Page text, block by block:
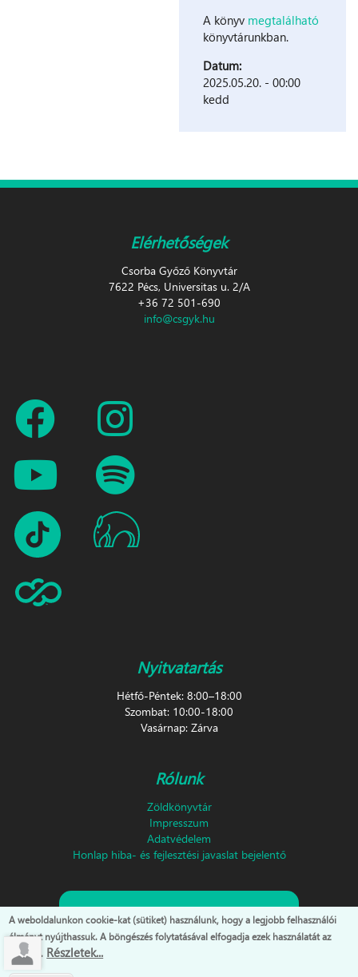
A könyv megtalálható
könyvtárunkban.
Datum:
2025.05.20. - 00:00
kedd
Elérhetőségek
Csorba Győző Könyvtár
7622 Pécs, Universitas u. 2/A
+36 72 501-690
info@csgyk.hu
Nyitvatartás
Hétfő-Péntek: 8:00–18:00
Szombat: 10:00-18:00
Vasárnap: Zárva
Rólunk
Zöldkönyvtár
Impresszum
Adatvédelem
Honlap hiba- és fejlesztési javaslat bejelentő
Feliratkozás hírlevélre!
A weboldalunkon cookie-kat (sütiket) használunk, hogy a legjobb felhasználói
élményt nyújthassuk. A böngészés folytatásával elfogadja ezek használatát az
oldalon. Részletek...